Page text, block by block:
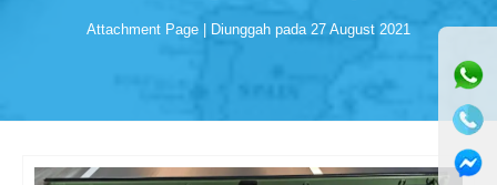
Attachment Page | Diunggah pada 27 August 2021